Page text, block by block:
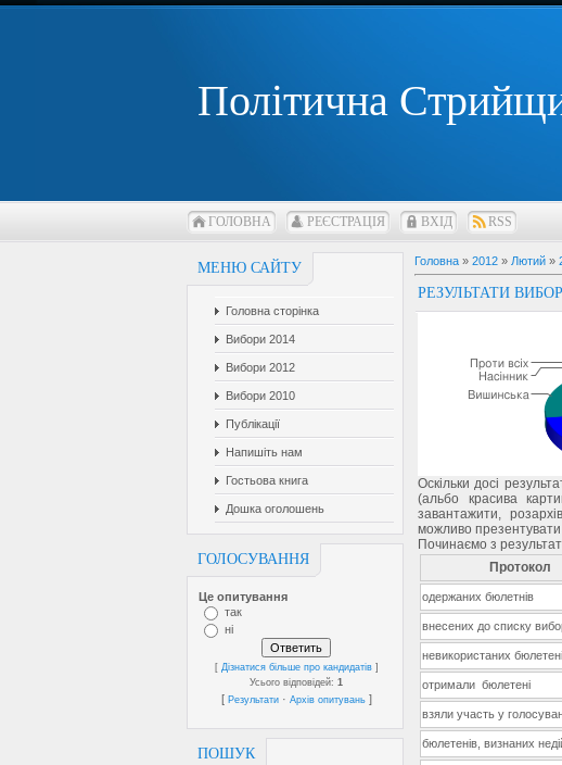
Політична
ГОЛОВНА РЕЄСТРАЦІЯ ВХІД RSS
МЕНЮ САЙТУ
Головна сторінка
Вибори 2014
Вибори 2012
Вибори 2010
Публікації
Напишіть нам
Гостьова книга
Дошка оголошень
ГОЛОСУВАННЯ
Це опитування
так
ні
[ Дізнатися більше про кандидатів]
Усього відповідей: 1
[ Результати· Архів опитувань]
ПОШУК
Головна » 2012 » Лютий »
РЕЗУЛЬТАТИ
Оскільки досі
(альбо красива
завантажити,
можливо
Починаємо з
Протокол
одержаних бюлетнів
внесених до списку
невикористаних
отримали бюлетені
взяли участь у
бюлетенів, визнаних